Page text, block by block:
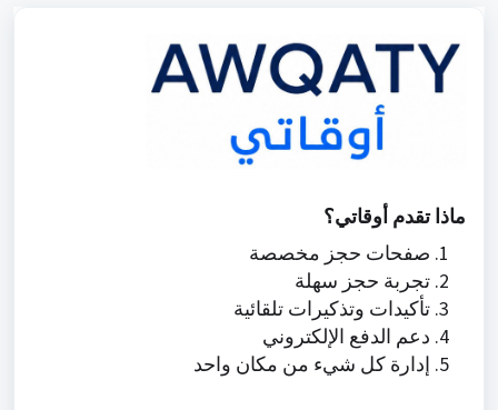
ماذا تقدم أوقاتي؟
صفحات حجز مخصصة
تجربة حجز سهلة
تأكيدات وتذكيرات تلقائية
دعم الدفع الإلكتروني
إدارة كل شيء من مكان واحد